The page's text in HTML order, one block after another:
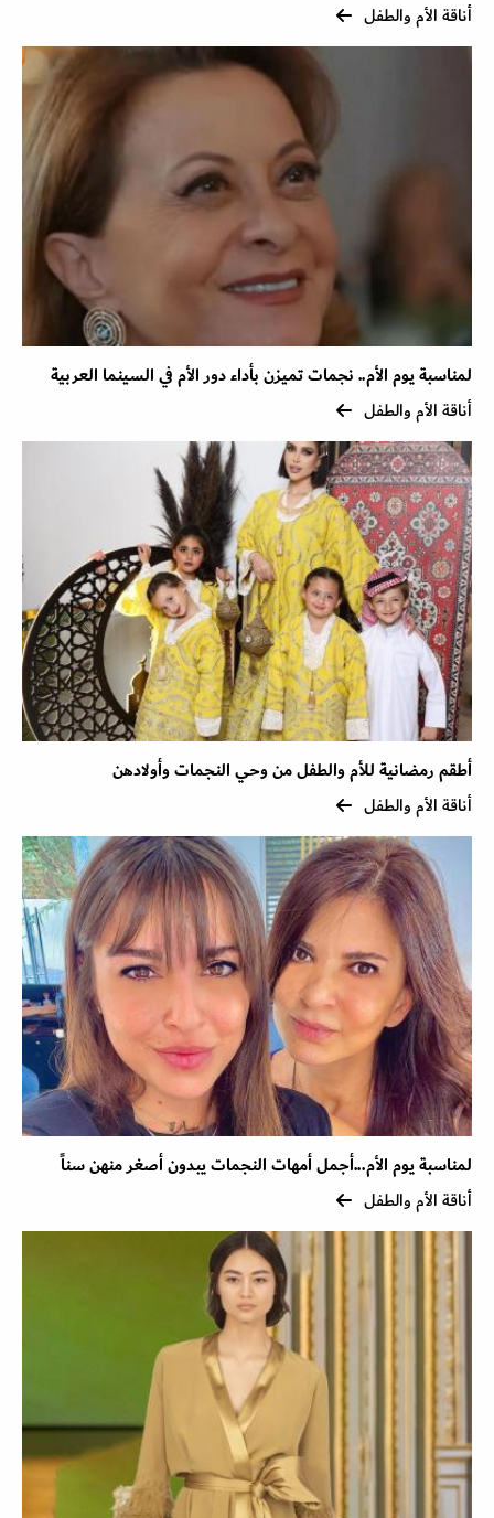
أناقة الأم والطفل
لمناسبة يوم الأم.. نجمات تميزن بأداء دور الأم في السينما العربية
أناقة الأم والطفل
أطقم رمضانية للأم والطفل من وحي النجمات وأولادهن
أناقة الأم والطفل
لمناسبة يوم الأم...أجمل أمهات النجمات يبدون أصغر منهن سناً
أناقة الأم والطفل